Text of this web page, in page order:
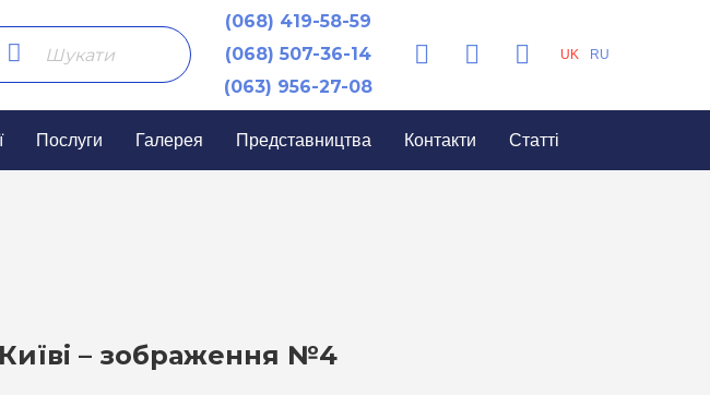
(068) 419-58-59
(068) 507-36-14
(063) 956-27-08
UK RU
Послуги Галерея Представництва Контакти Статті
– зображення №4